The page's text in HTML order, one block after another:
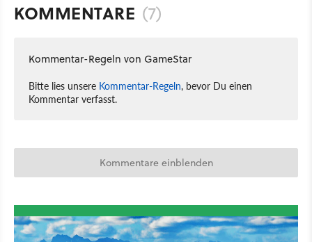
KOMMENTARE (7)
Kommentar-Regeln von GameStar
Bitte lies unsere Kommentar-Regeln, bevor Du einen
Kommentar verfasst.
Kommentare einblenden